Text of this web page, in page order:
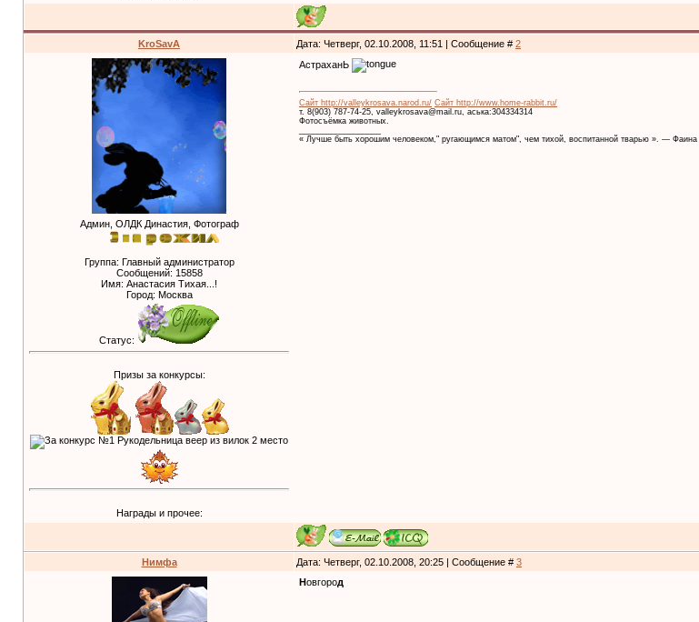
KroSavA Дата: Четверг, 02.10.2008, 11:51 | Сообщение # 2
Админ, ОЛДК Династия, Фотограф
Группа: Главный администратор
Сообщений: 15858
Имя: Анастасия Тихая...!
Город: Москва
Статус:
Призы за конкурсы:
Награды и прочее:
АстраханЬ
Сайт http://valleykrosava.narod.ru/ Сайт http://www.home-rabbit.ru/
т. 8(903) 787-74-25, valleykrosava@mail.ru, аська:304334314
Фотосъёмка животных.
« Лучше быть хорошим человеком," ругающимся матом", чем тихой, воспитанной тварью ». — Фаина
Нимфа Дата: Четверг, 02.10.2008, 20:25 | Сообщение # 3
Новгород